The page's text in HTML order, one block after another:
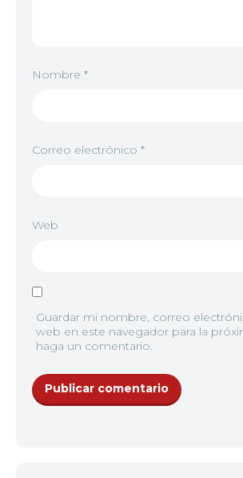
12 <img src="//image.tmdb.org/
11 <img src="//image.tmdb.org/
12 <img src="//
Nombre *
Correo electrónico *
Web
Guardar mi nombre, correo
web en este navegador para la
haga un comentario.